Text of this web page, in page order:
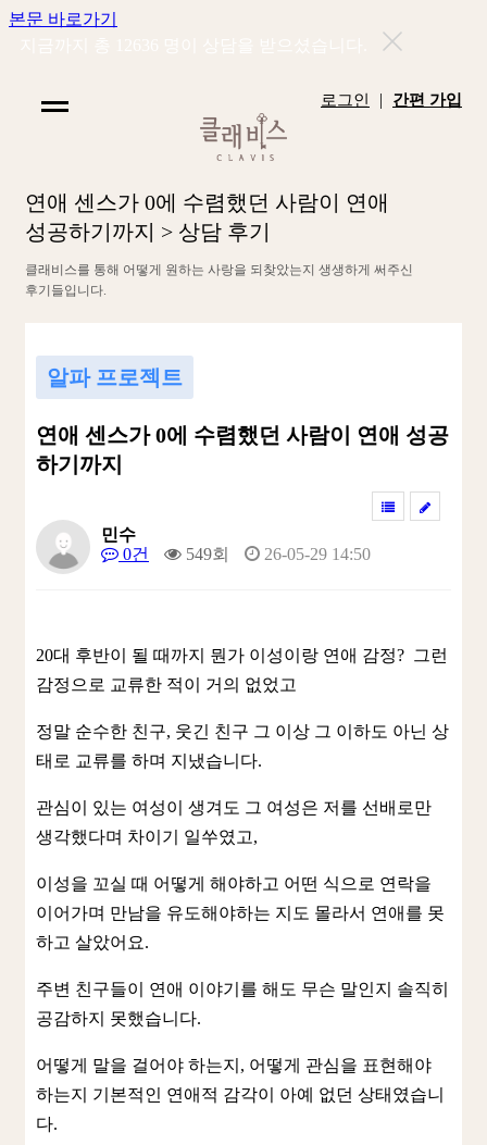
본문 바로가기
로그인 | 간편 가입
연애 센 스가 0에 수렴했 던 사람이 연애
성공하기 까지 > 상담 후기
클래 비 스를 통해 어 떻게 원하는 사랑을 되 찾았는지 생생하게 써 주신
후기 들입 니 다.
알파 프로젝트
연애 센스가 0에 수렴했던 사람이 연애 성공
하기까지
민수
0건
549회 26-05-29 14:50
20대 후반이 될 때까지 뭔가 이성이랑 연애 감정? 그런
감정으로 교류한 적이 거의 없었고
정말 순수한 친구, 웃긴 친구 그 이상 그 이하도 아닌 상
태로 교류를 하며 지냈습니다.
관심이 있는 여성이 생겨도 그 여성은 저를 선배로만
생각했다며 차이기 일쑤였고,
이성을 꼬실 때 어떻게 해야하고 어떤 식으로 연락을
이어가며 만남을 유도해야하는 지도 몰라서 연애를 못
하고 살았어요.
주변 친구들이 연애 이야기를 해도 무슨 말인지 솔직히
공감하지 못했습니다.
어떻게 말을 걸어야 하는지, 어떻게 관심을 표현해야
하는지 기본적인 연애적 감각이 아예 없던 상태였습니
다.